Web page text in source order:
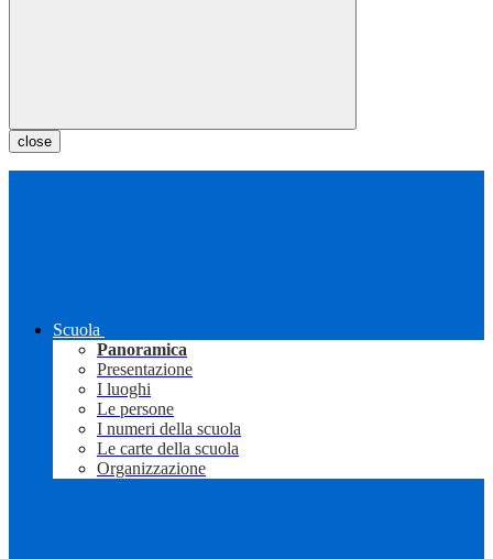
close
Scuola
Panoramica
Presentazione
I luoghi
Le persone
I numeri della scuola
Le carte della scuola
Organizzazione